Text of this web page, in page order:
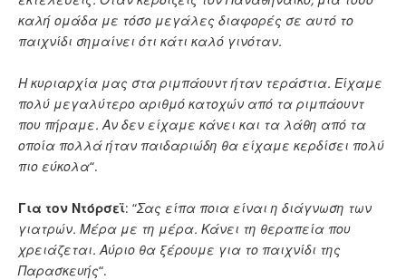
καλή ομάδα με τόσο μεγάλες διαφορές σε αυτό το
παιχνίδι σημαίνει ότι κάτι καλό γινόταν.
Η κυριαρχία μας στα ριμπάουντ ήταν τεράστια. Είχαμε
πολύ μεγαλύτερο αριθμό κατοχών από τα ριμπάουντ
που πήραμε. Αν δεν είχαμε κάνει και τα λάθη από τα
οποία πολλά ήταν παιδαριώδη θα είχαμε κερδίσει πολύ
πιο εύκολα“.
Για τον Ντόρσεϊ: “Σας είπα ποια είναι η διάγνωση των
γιατρών. Μέρα με τη μέρα. Κάνει τη θεραπεία που
χρειάζεται. Αύριο θα ξέρουμε για το παιχνίδι της
Παρασκευής“.